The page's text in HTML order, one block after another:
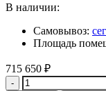
В наличии:
Самовывоз:
Площадь
715 650 ₽
Количество